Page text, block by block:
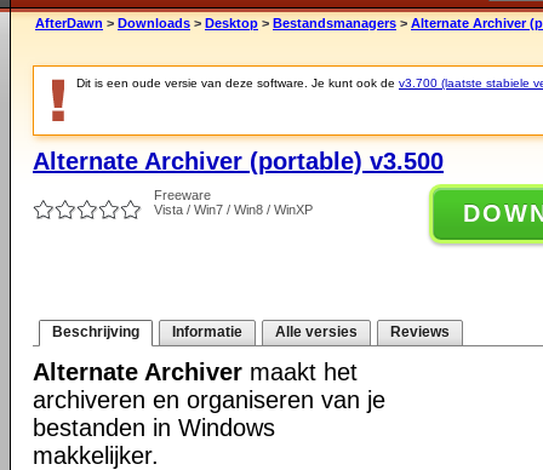
AfterDawn > Downloads > Desktop > Bestandsmanagers > Alternate Archiver
Dit is een oude versie van deze software. Je kunt ook de v3.700 (laatste stabiele
Alternate Archiver (portable) v3.500
Freeware
Vista / Win7 / Win8 / WinXP
Beschrijving Informatie Alle versies Reviews
Alternate Archiver maakt het
archiveren en organiseren van je
bestanden in Windows
makkelijker.